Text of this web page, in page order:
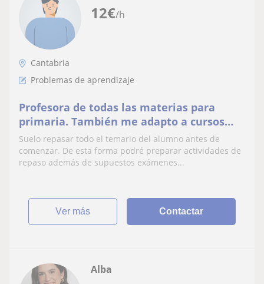
12€/h
Cantabria
Problemas de aprendizaje
Profesora de todas las materias para
primaria. También me adapto a cursos
infantiles (3 años en adelante)
Suelo repasar todo el temario del alumno antes de
comenzar. De esta forma podré preparar actividades de
repaso además de supuestos exámenes...
ver más Contactar
Alba